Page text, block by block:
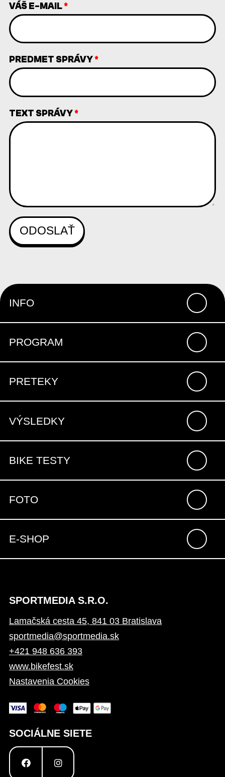
VÁŠ E-MAIL*
PREDMET SPRÁVY*
TEXT SPRÁVY*
INFO
PROGRAM
PRETEKY
VÝSLEDKY
BIKE TESTY
FOTO
E-SHOP
SPORTMEDIA S.R.O.
Lamačská cesta 45, 841 03 Bratislava
sportmedia@sportmedia.sk
+421 948 636 393
www.bikefest.sk
Nastavenia Cookies
SOCIÁLNE SIETE